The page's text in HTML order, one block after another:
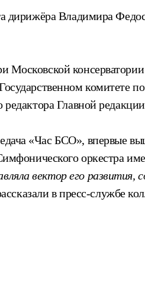
дирижёра Владимира
Московской
комитете
Главной
«Час БСО», впервые
оркестра
вектор его развития,
в пресс-службе